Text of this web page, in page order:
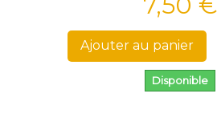
Ajouter au panier
Disponible